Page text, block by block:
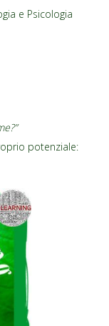
e Psicologia
potenziale: